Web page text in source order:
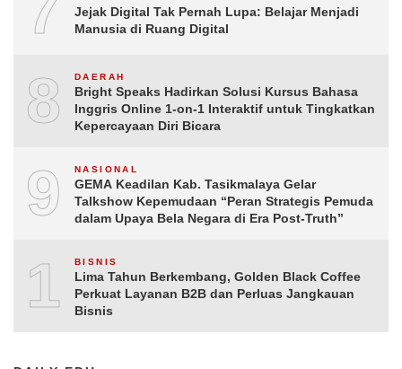
Jejak Digital Tak Pernah Lupa: Belajar Menjadi
Manusia di Ruang Digital
8 DAERAH
Bright Speaks Hadirkan Solusi Kursus Bahasa
Inggris Online 1-on-1 Interaktif untuk Tingkatkan
Kepercayaan Diri Bicara
9 NASIONAL
GEMA Keadilan Kab. Tasikmalaya Gelar
Talkshow Kepemudaan “Peran Strategis Pemuda
dalam Upaya Bela Negara di Era Post-Truth”
10BISNIS
Lima Tahun Berkembang, Golden Black Coffee
Perkuat Layanan B2B dan Perluas Jangkauan
Bisnis